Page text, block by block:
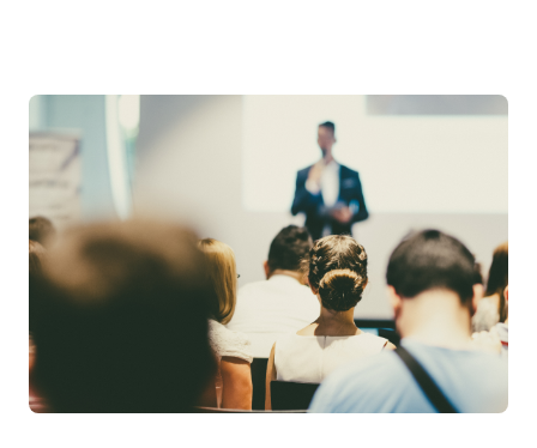
attraverso una piattaforma europea dedicata. Ampio spazio
anche al racconto di esperienze imprenditoriali concrete. In
particolare, è stata condivisa la testimonianza di Paolo Ganis,
CEO di Vitesy, realtà nata a Pordenone che in otto anni ha
costruito un percorso di crescita internazionale fondato su
innovazione, capacità di esecuzione e visione
imprenditoriale. Vitesy rappresenta un esempio concreto di
come una startup deep tech possa crescere, scalare e
competere sui mercati globali, partendo da un territorio e
valorizzando competenze, tecnologie e opportunità offerte
dagli ecosistemi dell’innovazione. Creare le condizioni perché
altre imprese possano intraprendere percorsi di crescita
simili è una delle sfide che Area Science Park intende
contribuire a raccogliere, rafforzando il proprio ruolo a